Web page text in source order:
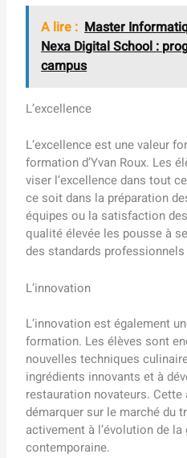
A lire : Master
Nexa Digital School :
campus
L’excellence
L’excellence est une valeur
formation d’Yvan Roux. Les
viser l’excellence dans tout
ce soit dans la préparation
équipes ou la satisfaction
qualité élevée les pousse à
des standards
L’innovation
L’innovation est également
formation. Les élèves sont
nouvelles techniques
ingrédients innovants et à
restauration novateurs.
démarquer sur le marché du
activement à l’évolution de
contemporaine.